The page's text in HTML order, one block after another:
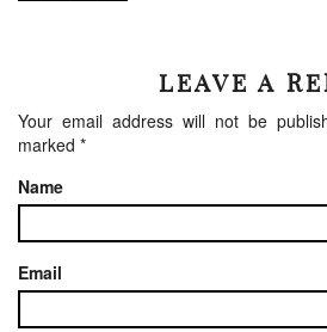
LEAVE A
Your email address will not be
marked *
Name
Email